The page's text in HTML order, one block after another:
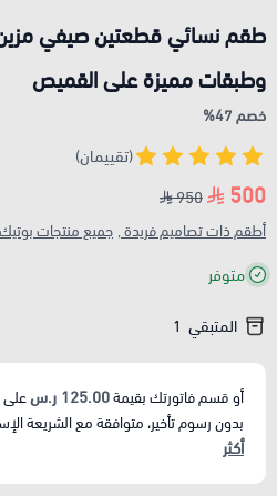
طقم نسائي قطعتين صيفي مزين
وطبقات مميزة على القميص
خصم 47%
(تقييمان)
500
950
أطقم ذات تصاميم فريدة , جميع منتجات
متوفر
المتبقي 1
أو قسم فاتورتك بقيمة125.00 ر.س على
بدون رسوم تأخير، متوافقة مع الشريعة
أكثر